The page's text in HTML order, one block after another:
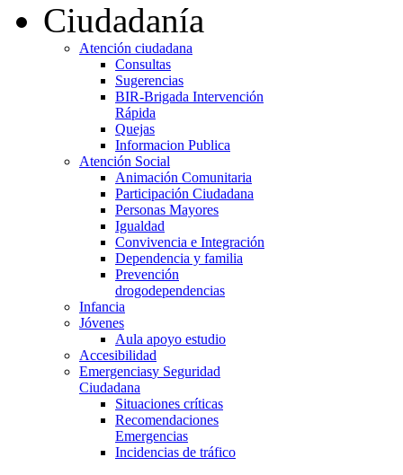
Ciudadanía
Atención ciudadana
Consultas
Sugerencias
BIR-Brigada Intervención
Rápida
Quejas
Informacion Publica
Atención Social
Animación Comunitaria
Participación Ciudadana
Personas Mayores
Igualdad
Convivencia e Integración
Dependencia y familia
Prevención
drogodependencias
Infancia
Jóvenes
Aula apoyo estudio
Accesibilidad
Emergenciasy Seguridad
Ciudadana
Situaciones críticas
Recomendaciones
Emergencias
Incidencias de tráfico